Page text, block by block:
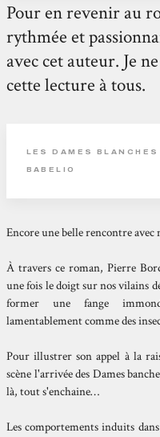
Pour en revenir au
rythmée et
avec cet auteur. Je
cette lecture à tous.
LES DAMES BLANCHES
BABELIO
Encore une belle rencontre
À travers ce roman,Pierre
une fois le doigt sur nos vilains
former une fange
lamentablement comme des
Pour illustrer son appel à la
scène l'arrivée des Dames
là, tout s'enchaine…
Les comportements induits